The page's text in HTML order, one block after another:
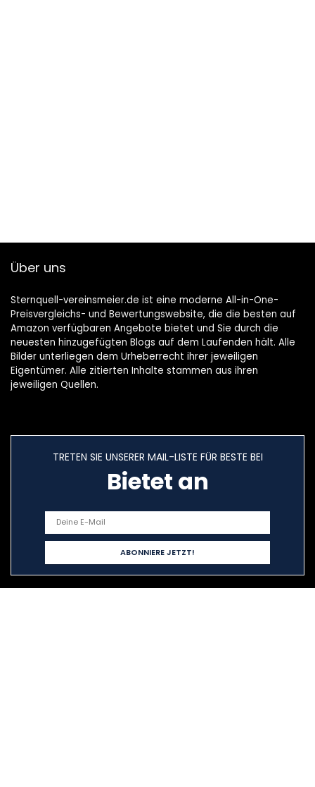
Über uns
Sternquell-vereinsmeier.de ist eine moderne All-in-One-
Preisvergleichs- und Bewertungswebsite, die die besten auf
Amazon verfügbaren Angebote bietet und Sie durch die
neuesten hinzugefügten Blogs auf dem Laufenden hält. Alle
Bilder unterliegen dem Urheberrecht ihrer jeweiligen
Eigentümer. Alle zitierten Inhalte stammen aus ihren
jeweiligen Quellen.
TRETEN SIE UNSERER MAIL-LISTE FÜR BESTE BEI
Bietet an